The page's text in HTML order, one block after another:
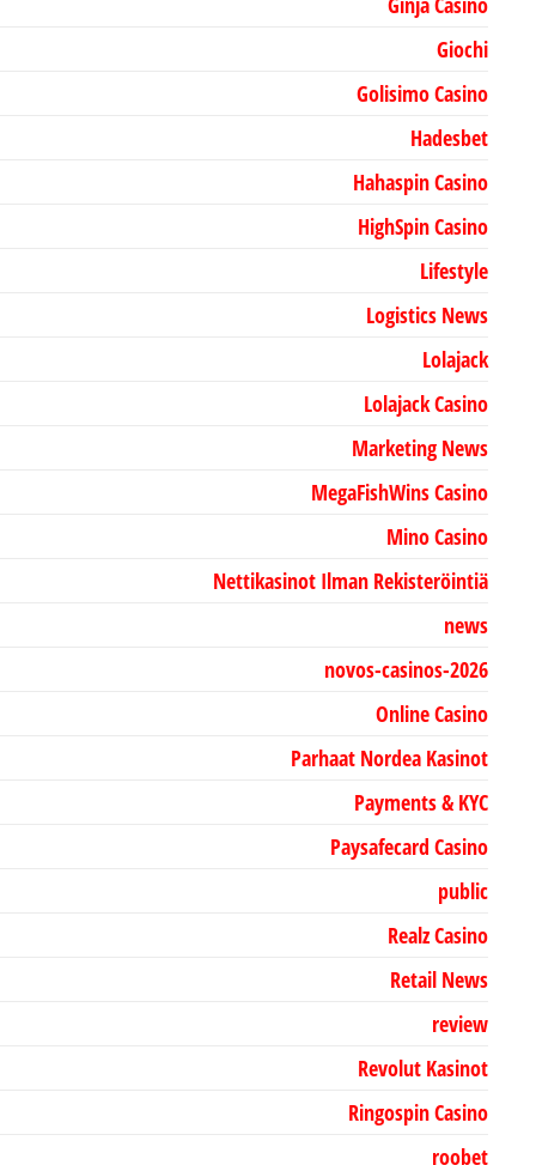
Giochi
Golisimo Casino
Hadesbet
Hahaspin Casino
HighSpin Casino
Lifestyle
Logistics News
Lolajack
Lolajack Casino
Marketing News
MegaFishWins Casino
Mino Casino
Nettikasinot Ilman Rekisteröintiä
news
novos-casinos-2026
Online Casino
Parhaat Nordea Kasinot
Payments & KYC
Paysafecard Casino
public
Realz Casino
Retail News
review
Revolut Kasinot
Ringospin Casino
roobet